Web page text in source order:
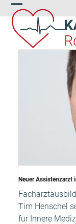
Skip
to
content
Open
mobile
menu
Close
mobile
menu
Neuer Assistenzarzt
Tim Henschel
für Innere